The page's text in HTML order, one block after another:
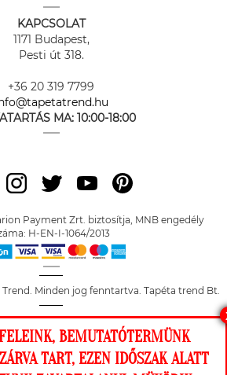
kat használ, hogy a
KAPCSOLAT
1171 Budapest,
Pesti út 318.
+36 20 319 7799
MA: 10:00-18:00
Payment Zrt. biztosítja, MNB engedély
H-EN-I-1064/2013
Minden jog fenntartva. Tapéta trend Bt.
BEMUTATÓTERMÜNK
TART, EZEN IDŐSZAK ALATT